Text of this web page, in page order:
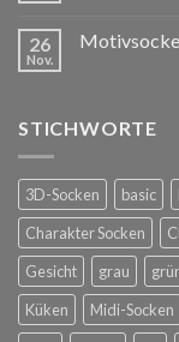
26
Nov.
STICHWORTE
3D-Socken basic
Charakter Socken
Gesicht
grau
Küken
Midi-Socken